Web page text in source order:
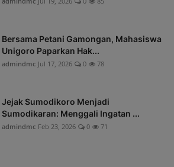
Bersama Petani Gamongan, Mahasiswa
Unigoro Paparkan Hak...
admindmc Jul 17, 2026 0 78
Jejak Sumodikoro Menjadi
Sumodikaran: Menggali Ingatan ...
admindmc Feb 23, 2026 0 71